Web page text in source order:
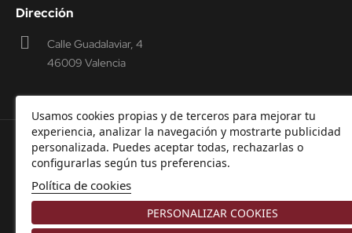
Usamos cookies propias y de terceros para mejorar tu
experiencia, analizar la navegación y mostrarte publicidad
personalizada. Puedes aceptar todas, rechazarlas o
configurarlas según tus preferencias.
Política de cookies
PERSONALIZAR COOKIES
Dirección
Calle Guadalaviar, 4
46009 Valencia
© 2000-2026 Laoficinaonline.SIDEOFFICE, S.L. CIF
B98914336 -
Aviso Legal -
Privacidad